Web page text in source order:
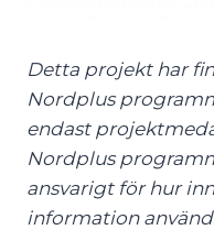
Detta projekt har
Nordplus
endast
Nordplus
ansvarigt för hur
information